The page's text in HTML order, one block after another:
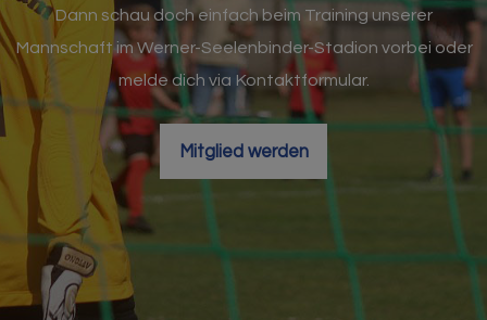
Dann schau doch einfach beim Training unserer
Mannschaft im Werner-Seelenbinder-Stadion vorbei oder
melde dich via Kontaktformular.
Mitglied werden